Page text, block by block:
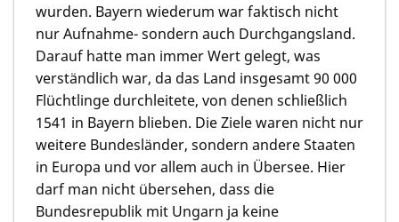
wurden. Bayern wiederum war faktisch nicht
nur Aufnahme- sondern auch Durchgangsland.
Darauf hatte man immer Wert gelegt, was
verständlich war, da das Land insgesamt 90 000
Flüchtlinge durchleitete, von denen schließlich
1541 in Bayern blieben. Die Ziele waren nicht nur
weitere Bundesländer, sondern andere Staaten
in Europa und vor allem auch in Übersee. Hier
darf man nicht übersehen, dass die
Bundesrepublik mit Ungarn ja keine